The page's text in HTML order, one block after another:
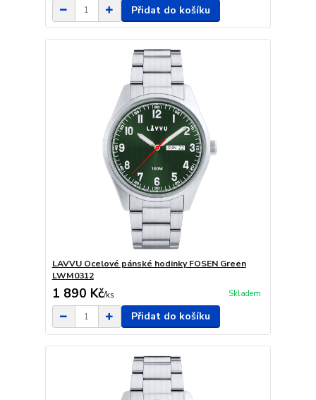
Přidat do košíku
LAVVU Ocelové pánské hodinky FOSEN Green
LWM0312
1 890 Kč/ks Skladem
Přidat do košíku